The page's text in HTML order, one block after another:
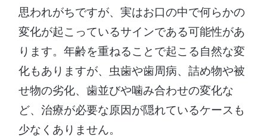
思われがちですが、実はお口の中で何らかの
変化が起こっているサインである可能性があ
ります。年齢を重ねることで起こる自然な変
化もありますが、虫歯や歯周病、詰め物や被
せ物の劣化、歯並びや噛み合わせの変化な
ど、治療が必要な原因が隠れているケースも
少なくありません。